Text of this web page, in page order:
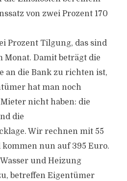
von zwei Prozent 170
Prozent Tilgung, das sind
Monat. Damit beträgt die
an die Bank zu richten ist,
hat man noch
nicht haben: die
die
Wir rechnen mit 55
nun auf 395 Euro.
und Heizung
betreffen Eigentümer